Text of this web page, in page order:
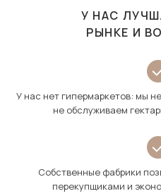
У НАС
РЫНКЕ И
У нас нет гипермаркетов: мы
не обслуживаем
Собственные фабрики
перекупщиками и